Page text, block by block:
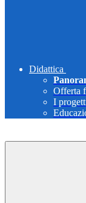
Didattica
Offerta
I